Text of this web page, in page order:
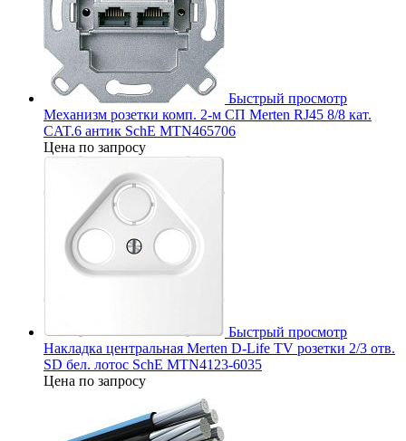
Быстрый просмотр
Механизм розетки комп. 2-м СП Merten RJ45 8/8 кат.
CAT.6 антик SchE MTN465706
Цена по запросу
Быстрый просмотр
Накладка центральная Merten D-Life TV розетки 2/3 отв.
SD бел. лотос SchE MTN4123-6035
Цена по запросу